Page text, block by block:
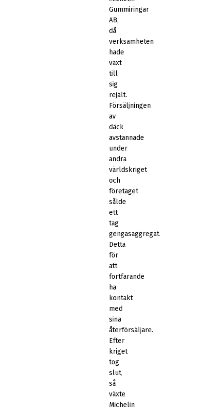
Gummiringar
AB,
då
verksamheten
hade
växt
till
sig
rejält.
Försäljningen
av
däck
avstannade
under
andra
världskriget
och
företaget
sålde
ett
tag
gengasaggregat.
Detta
för
att
fortfarande
ha
kontakt
med
sina
återförsäljare.
Efter
kriget
tog
slut,
så
växte
Michelin